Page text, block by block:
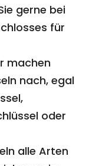
gerne bei
für
machen
nach, egal
oder
alle Arten